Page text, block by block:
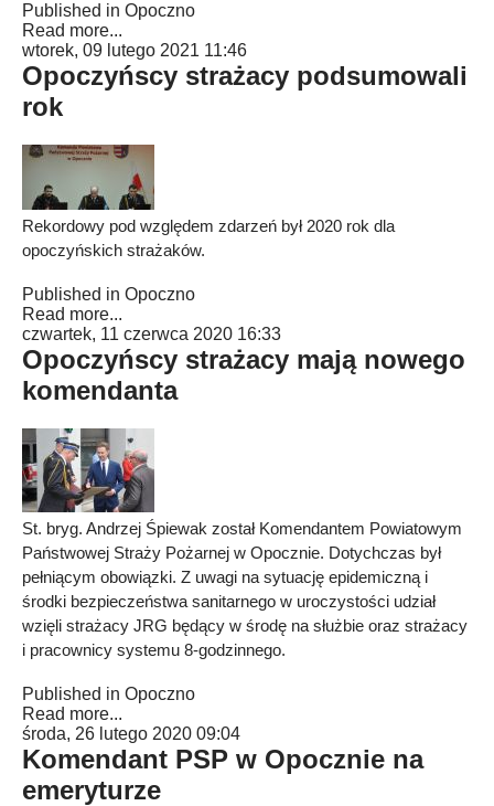
Published in Opoczno
Read more...
wtorek, 09 lutego 2021 11:46
Opoczyńscy strażacy podsumowali
rok
Rekordowy pod względem zdarzeń był 2020 rok dla
opoczyńskich strażaków.
Published in Opoczno
Read more...
czwartek, 11 czerwca 2020 16:33
Opoczyńscy strażacy mają nowego
komendanta
St. bryg. Andrzej Śpiewak został Komendantem Powiatowym
Państwowej Straży Pożarnej w Opocznie. Dotychczas był
pełniącym obowiązki. Z uwagi na sytuację epidemiczną i
środki bezpieczeństwa sanitarnego w uroczystości udział
wzięli strażacy JRG będący w środę na służbie oraz strażacy
i pracownicy systemu 8-godzinnego.
Published in Opoczno
Read more...
środa, 26 lutego 2020 09:04
Komendant PSP w Opocznie na
emeryturze